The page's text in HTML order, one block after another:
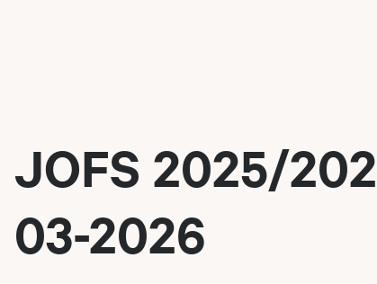
JOFS 2025/
03-2026